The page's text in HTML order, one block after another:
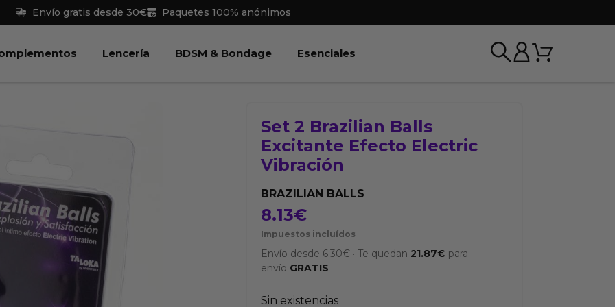
Envío gratis desde 30€ Paquetes 100% anónimos
Juguetes Abrir Complementos
Lencería Abrir Lencería
BDSM & Bondage Abrir BDSM & Bondage
Esenciales Carrito
Set 2 Brazilian Balls
Excitante Efecto Electric
Vibración
BRAZILIAN BALLS
8.13€
Impuestos incluídos
Envío desde 6.30€ ·Te quedan 21.87€ para
envío GRATIS
Sin existencias